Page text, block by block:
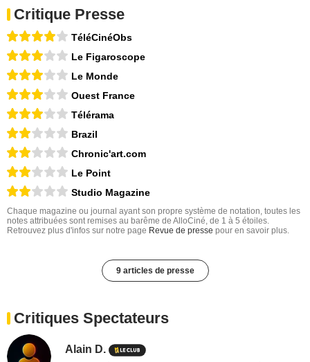
Critique Presse
TéléCinéObs
Le Figaroscope
Le Monde
Ouest France
Télérama
Brazil
Chronic'art.com
Le Point
Studio Magazine
Chaque magazine ou journal ayant son propre système de notation, toutes les
notes attribuées sont remises au barême de AlloCiné, de 1 à 5 étoiles.
Retrouvez plus d'infos sur notre page Revue de presse pour en savoir plus.
9 articles de presse
Critiques Spectateurs
Alain D.